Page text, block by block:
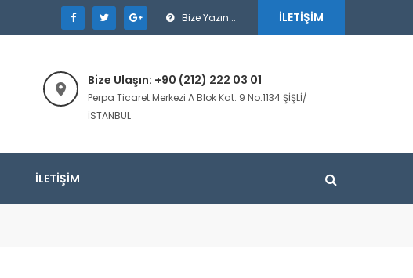
Bize Yazın... İLETIŞIM
Bize Ulaşın: +90 (212) 222 03 01
Perpa Ticaret Merkezi A Blok Kat: 9 No:1134 ŞİŞLİ/
İSTANBUL
İLETIŞIM